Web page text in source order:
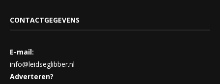
CONTACTGEGEVENS
E-mail:
info@leidseglibber.nl
Adverteren?